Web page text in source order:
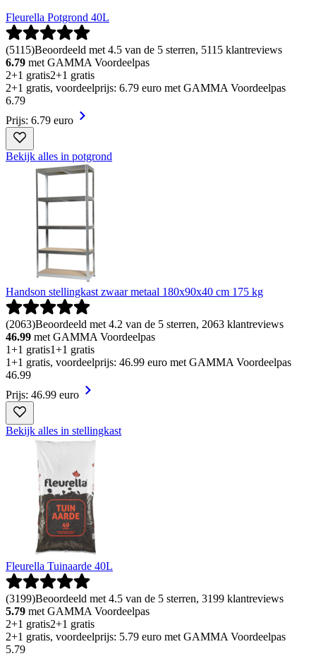
Fleurella Potgrond 40L
(5115)Beoordeeld met 4.5 van de 5 sterren, 5115 klantreviews
6.79 met GAMMA Voordeelpas
2+1 gratis2+1 gratis
2+1 gratis, voordeelprijs: 6.79 euro met GAMMA Voordeelpas
6.79
Prijs: 6.79 euro
Bekijk alles in potgrond
Handson stellingkast zwaar metaal 180x90x40 cm 175 kg
(2063)Beoordeeld met 4.2 van de 5 sterren, 2063 klantreviews
46.99 met GAMMA Voordeelpas
1+1 gratis1+1 gratis
1+1 gratis, voordeelprijs: 46.99 euro met GAMMA Voordeelpas
46.99
Prijs: 46.99 euro
Bekijk alles in stellingkast
Fleurella Tuinaarde 40L
(3199)Beoordeeld met 4.5 van de 5 sterren, 3199 klantreviews
5.79 met GAMMA Voordeelpas
2+1 gratis2+1 gratis
2+1 gratis, voordeelprijs: 5.79 euro met GAMMA Voordeelpas
5.79